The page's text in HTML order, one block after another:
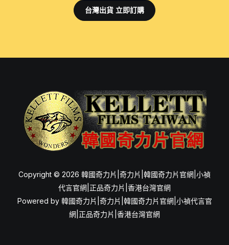
台灣出貨 立即訂購
Copyright © 2026 韓國奇力片|奇力片|韓國奇力片官網|小禎
代言官網|正品奇力片|香港台灣官網
Powered by 韓國奇力片|奇力片|韓國奇力片官網|小禎代言官
網|正品奇力片|香港台灣官網